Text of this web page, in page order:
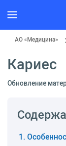
АО «Медицина»
Кариес
Обновление